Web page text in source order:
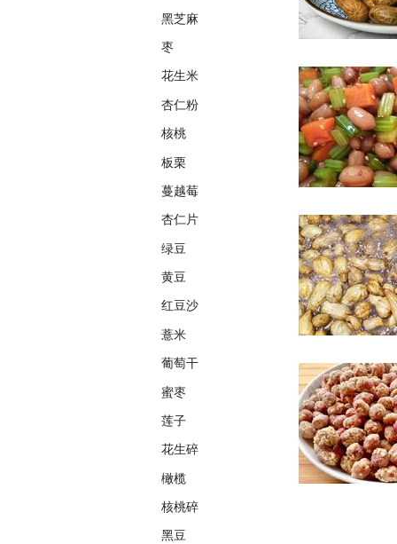
黑芝麻
枣
花生米
杏仁粉
核桃
板栗
蔓越莓
杏仁片
绿豆
黄豆
红豆沙
薏米
葡萄干
蜜枣
莲子
花生碎
橄榄
核桃碎
黑豆